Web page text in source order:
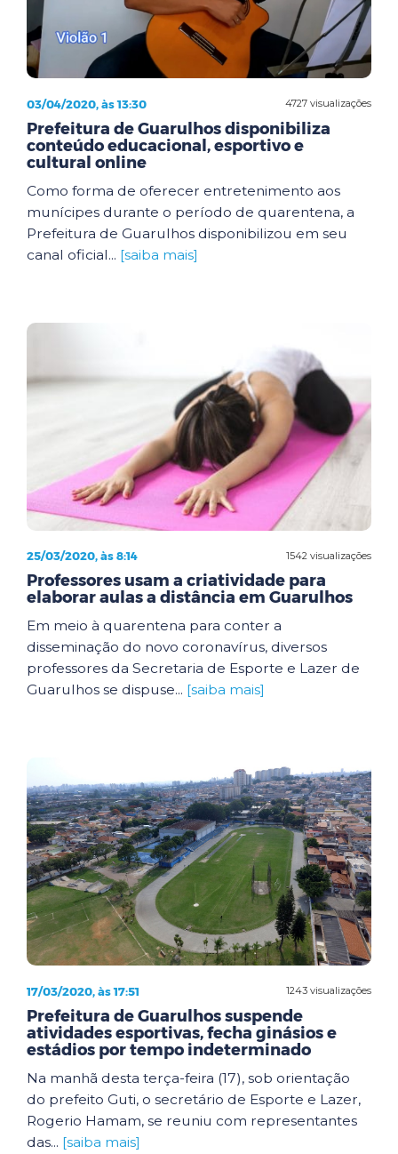
4727 visualizações
03/04/2020, às 13:30
Prefeitura de Guarulhos disponibiliza
conteúdo educacional, esportivo e
cultural online
Como forma de oferecer entretenimento aos
munícipes durante o período de quarentena, a
Prefeitura de Guarulhos disponibilizou em seu
canal oficial... [saiba mais]
1542 visualizações
25/03/2020, às 8:14
Professores usam a criatividade para
elaborar aulas a distância em Guarulhos
Em meio à quarentena para conter a
disseminação do novo coronavírus, diversos
professores da Secretaria de Esporte e Lazer de
Guarulhos se dispuse... [saiba mais]
1243 visualizações
17/03/2020, às 17:51
Prefeitura de Guarulhos suspende
atividades esportivas, fecha ginásios e
estádios por tempo indeterminado
Na manhã desta terça-feira (17), sob orientação
do prefeito Guti, o secretário de Esporte e Lazer,
Rogerio Hamam, se reuniu com representantes
das... [saiba mais]